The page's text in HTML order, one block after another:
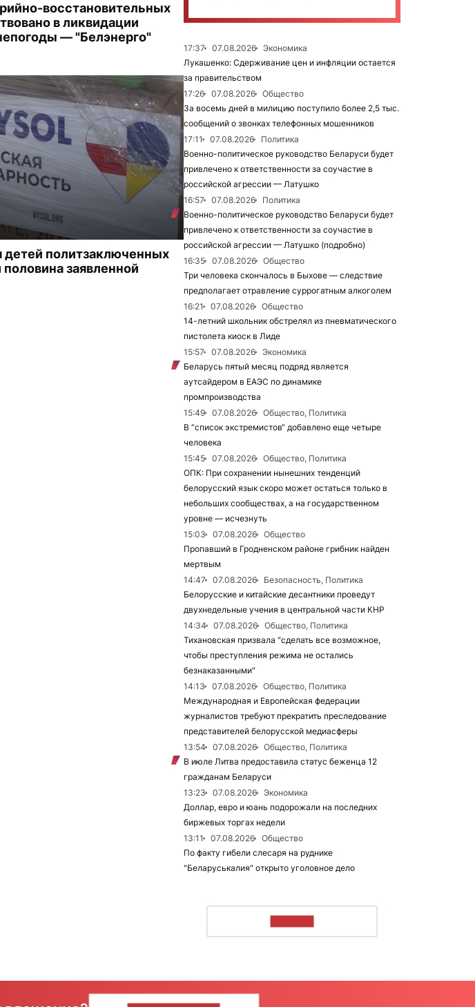
восстановительных
в ликвидации
— "Белэнерго"
детей политзаключенных
заявленной
17:37 07.08.2026
Экономика
Лукашенко: Сдерживание цен и инфляции остается
за правительством
17:26
07.08.2026
Общество
За восемь дней в милицию поступило более 2,5 тыс.
сообщений о звонках телефонных мошенников
17:11
07.08.2026
Политика
Военно-политическое руководство Беларуси будет
привлечено к ответственности за соучастие в
российской агрессии — Латушко
16:57
07.08.2026
Политика
Военно-политическое руководство Беларуси будет
привлечено к ответственности за соучастие в
российской агрессии — Латушко (подробно)
16:35
07.08.2026
Общество
Три человека скончалось в Быхове — следствие
предполагает отравление суррогатным алкоголем
16:21
07.08.2026
Общество
14-летний школьник обстрелял из пневматического
пистолета киоск в Лиде
15:57
07.08.2026
Экономика
Беларусь пятый месяц подряд является
аутсайдером в ЕАЭС по динамике
промпроизводства
15:49
07.08.2026
Общество, Политика
В “список экстремистов“ добавлено еще четыре
человека
15:45
07.08.2026
Общество, Политика
ОПК: При сохранении нынешних тенденций
белорусский язык скоро может остаться только в
небольших сообществах, а на государственном
уровне — исчезнуть
15:03
07.08.2026
Общество
Пропавший в Гродненском районе грибник найден
мертвым
14:47
07.08.2026
Безопасность, Политика
Белорусские и китайские десантники проведут
двухнедельные учения в центральной части КНР
14:34
07.08.2026
Общество, Политика
Тихановская призвала "сделать все возможное,
чтобы преступления режима не остались
безнаказанными"
14:13
07.08.2026
Общество, Политика
Международная и Европейская федерации
журналистов требуют прекратить преследование
представителей белорусской медиасферы
13:54
07.08.2026
Общество, Политика
В июле Литва предоставила статус беженца 12
гражданам Беларуси
13:23
07.08.2026
Экономика
Доллар, евро и юань подорожали на последних
биржевых торгах недели
13:11
07.08.2026
Общество
По факту гибели слесаря на руднике
"Беларуськалия" открыто уголовное дело